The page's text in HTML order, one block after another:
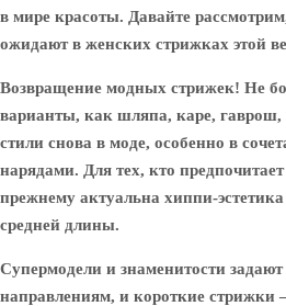
в мире красоты. Давайте
ожидают в женских стрижках этой
Возвращение модных стрижек! Не
варианты, как шляпа, каре,
стили снова в моде, особенно в
нарядами. Для тех, кто
прежнему актуальна хиппи-
средней длины.
Супермодели и знаменитости
направлениям, и короткие стрижки